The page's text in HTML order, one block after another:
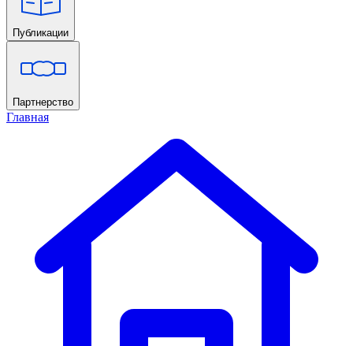
Публикации
Главная
Партнерство
Главная